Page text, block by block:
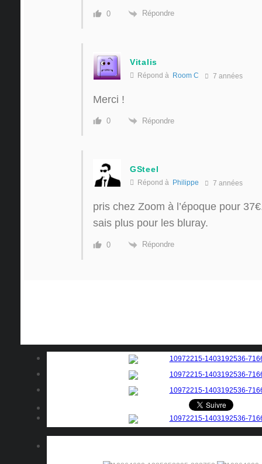
0 Répondre
Vitalis
Répond à Room C 7 années
Merci !
0 Répondre
GSteel
Répond à Philippe 7 années
pris chez Zoom à l’époque pour
sais plus pour les bluray.
0 Répondre